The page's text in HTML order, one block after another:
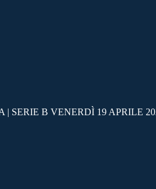
SERIE B VENERDÌ 19 APRILE